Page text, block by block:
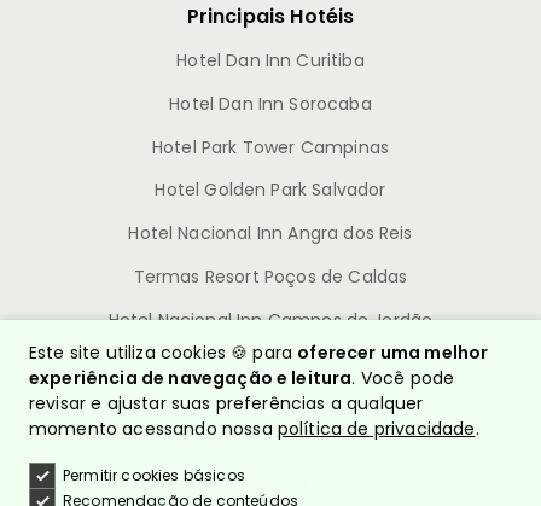
Principais Hotéis
Hotel Dan Inn Curitiba
Hotel Dan Inn Sorocaba
Hotel Park Tower Campinas
Hotel Golden Park Salvador
Hotel Nacional Inn Angra dos Reis
Termas Resort Poços de Caldas
Hotel Nacional Inn Campos do Jordão
© Nacional Inn Hotéis
Este site utiliza cookies 🍪 para oferecer uma melhor
experiência de navegação e leitura. Você pode
revisar e ajustar suas preferências a qualquer
momento acessando nossa política de privacidade.
Permitir cookies básicos
Recomendação de conteúdos